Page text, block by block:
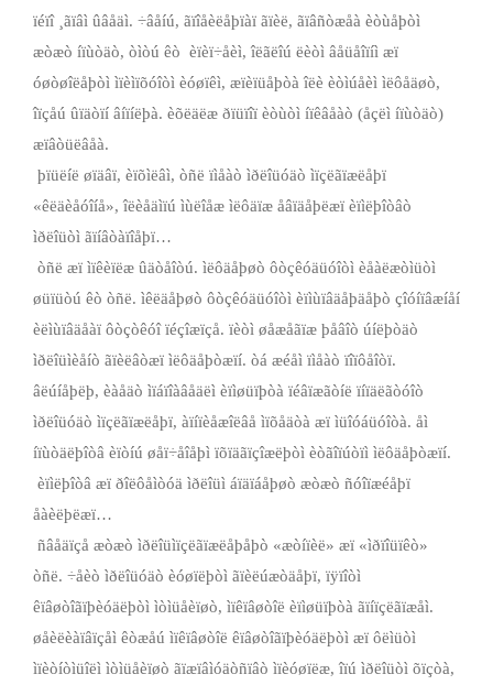
ïéïî ¸ãïâì ûâåäì. ÷âåíú, ãïîåèëåþïàï ãïèë, ãïâñòæåà èòùåþòì
æòæò íïùòäò, òìòú êò ­ èïèï÷åèì, îëãëîú ëèòì âåüåîïíì æï
óøòøîëåþòì ìïèìïõóîòì èóøïêì, æïèïüåþòà îëè èòìúåèì ìëôåäøò,
îïçåú ûïäòïí âíïíëþà. èõëäëæ ðïüïîï èòùòì íïêâåàò (åçëì íïùòäò)
æïâòüëâåà.
­ þïüëíë øïäâï, èïõìëâì, òñë ïìåàò ìðëîüóäò ìïçëãïæëåþï
«êëäèåóîíå», îëèåäìïú ìùëîåæ ìëôäïæ åâïäåþëæï èïìëþîòâò
ìðëîüòì ãïíâòàïîåþï…
­ òñë æï ìïêèïëæ ûäòåîòú. ìëôäåþøò ôòçêóäüóîòì èåàëæòìüòì
øüïüòú êò òñë. ìêëäåþøò ôòçêóäüóîòì èïìùïâäåþäåþò çîóíïâæíåí
èëìùïâäåàï ôòçòêóî ïéçîæïçå. ïèòì øåæåãïæ þåâîò úíëþòäò
ìðëîüìèåíò ãïèëâòæï ìëôäåþòæïí. òá æéåì ïìåàò ïîïôåîòï.
âëúíåþëþ, èàåäò ìïáïîàâåäëì èïìøüïþòà ïéâïæãòíë ïíïäëãòóîò
ìðëîüóäò ìïçëãïæëåþï, àïíïèåæîëâå ìïõåäòà æï ìüîóáüóîòà. åì
íïùòäëþîòâ èïòíú øåï÷åîåþì ïõïäãïçîæëþòì èòãîïúòïì ìëôäåþòæïí.
­ èïìëþîòâ æï ðîëôåìòóä ìðëîüì áïäïáåþøò æòæò ñóîïæéåþï
åàèëþëæï…
­ ñâåäïçå æòæò ìðëîüìïçëãïæëåþåþò «æòíïèë» æï «ìðïîüïêò»
òñë. ÷åèò ìðëîüóäò èóøïëþòì ãïèëúæòäåþï, ïÿïîòì
êïâøòîãïþèóäëþòì ìòìüåèïøò, ìïêïâøòîë èïìøüïþòà ãïíïçëãïæåì.
øåèëèàïâïçåì êòæåú ìïêïâøòîë êïâøòîãïþèóäëþòì æï ôëìüòì
ìïèòíòìüîëì ìòìüåèïøò ãïæïâìóäòñïâò ìïèóøïëæ, îïú ìðëîüòì õïçòà,